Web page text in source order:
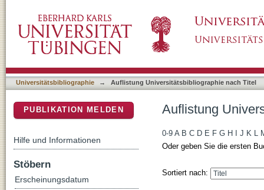
Universitätsbibliographie → Auflistung Universitätsbibliographie nach Titel
Auflistung
0-9 A B C D E F G H J K L
Oder geben Sie die ersten
Sortiert nach:
PUBLIKATION MELDEN
Hilfe und Informationen
Stöbern
Erscheinungsdatum